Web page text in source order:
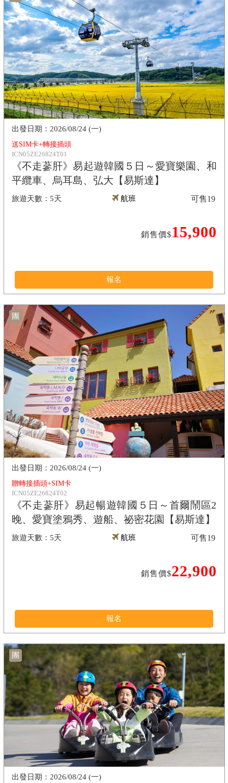
送SIM卡+轉接插頭
ICN05ZE26824T01
《不走蔘肝》易起遊韓國５日～愛寶樂園、和
平纜車、烏耳島、弘大【易斯達】
5天
2026/08/24 (一)
航班
銷售價$15,900
可售19
報名
團
贈轉接插頭+SIM卡
ICN05ZE26824T02
《不走蔘肝》易起暢遊韓國５日～首爾鬧區2
晚、愛寶塗鴉秀、遊船、祕密花園【易斯達】
5天
2026/08/24 (一)
航班
銷售價$22,900
可售19
報名
團
2026/08/24 (一)